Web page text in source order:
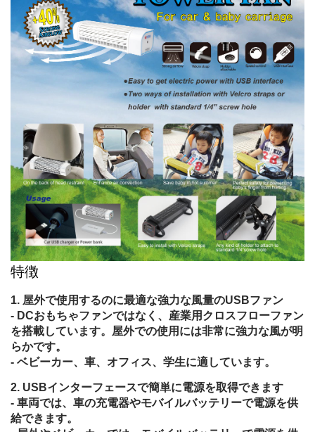
特徴
屋外で使用するのに最適な強力な風量のUSBファン
- DCおもちゃファンではなく、産業用クロスフローファン
を搭載しています。屋外での使用には非常に強力な風が明
らかです。
- ベビーカー、車、オフィス、学生に適しています。
USBインターフェースで簡単に電源を取得できます
- 車両では、車の充電器やモバイルバッテリーで電源を供
給できます。